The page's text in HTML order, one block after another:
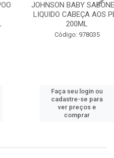
JOHNSON BABY SABONETE
LIQUIDO CABEÇA AOS PÉS
200ML
Código: 978035
Faça seu login ou
cadastre-se para
ver preços e
comprar